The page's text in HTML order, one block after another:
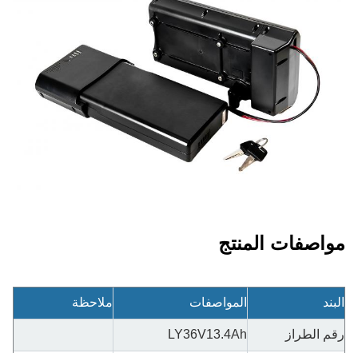
مواصفات المنتج
البند المواصفات ملاحظة
رقم الطراز LY36V13.4Ah